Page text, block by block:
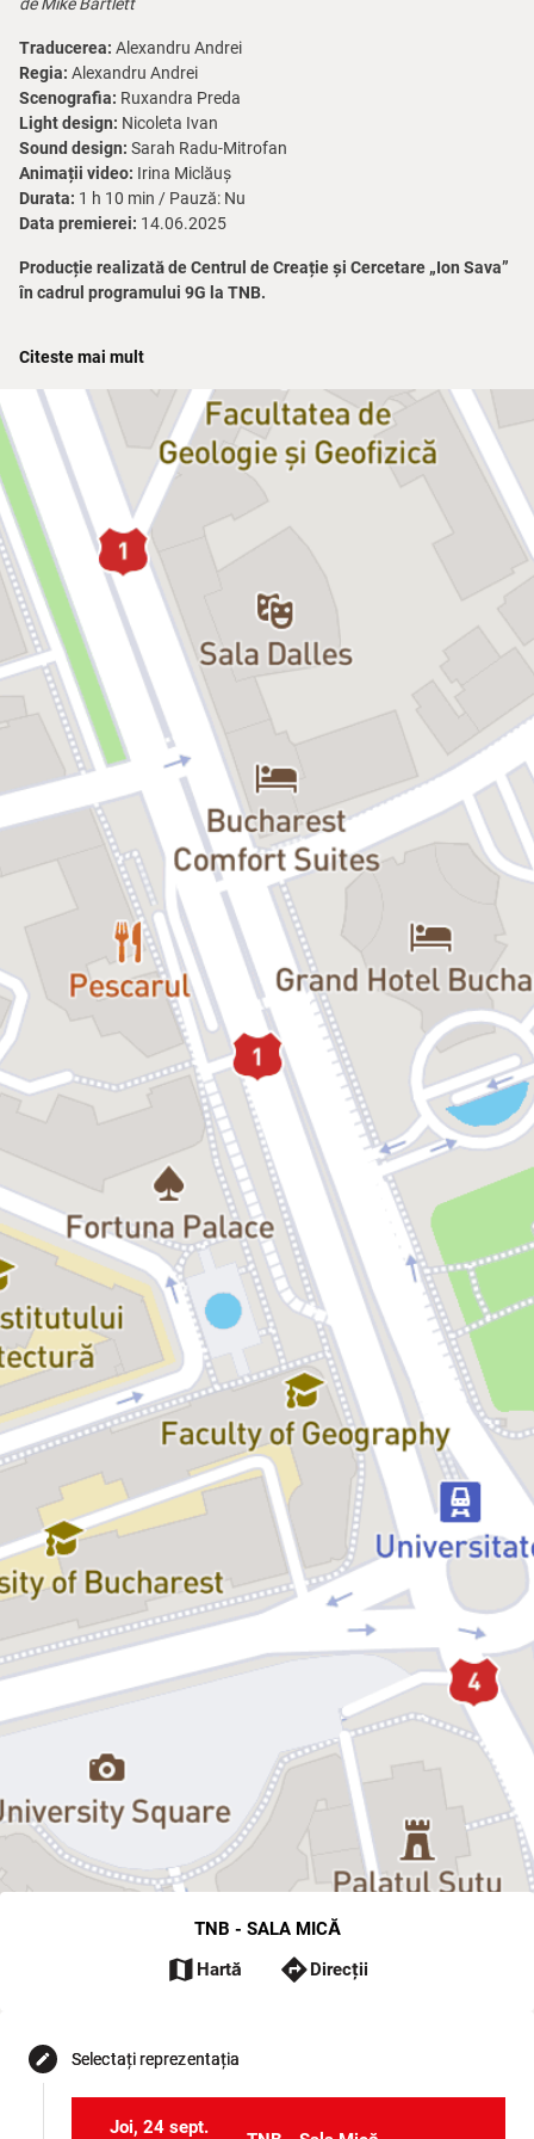
de Mike Bartlett
Traducerea: Alexandru Andrei
Regia: Alexandru Andrei
Scenografia: Ruxandra Preda
Light design: Nicoleta Ivan
Sound design: Sarah Radu-Mitrofan
Animații video: Irina Miclăuș
Durata: 1 h 10 min / Pauză: Nu
Data premierei: 14.06.2025
Producție realizată de Centrul de Creație și Cercetare „Ion Sava”
în cadrul programului 9G la TNB.
aparent banală – o discuție între o angajată cu performanțe în
companie și șefa ei autoritară – care se transformă treptat într-un
interogatoriu plin de suspans. Ni se dezvăluie o clauză de contract
cu efecte potențial devastatoare pentru viața intimă a angajatei.
Ce s-ar întâmpla dacă viața personală ne-ar fi condiționată și pusă
sub strictă supraveghere de conducerea companiei la care lucrăm?
Spectacolul tinerei echipe de creație din cadrul programului 9G la
TNB ne sugerează o lecție în care riscul abrutizării angajaților în
lumea corporatistă nu pare deloc unul îndepărtat.
Mike Bartlett este unul dintre promotorii „generației de aur” a
dramaturgiei britanice din ultimii douăzeci de ani. Scriitor dramatic
și scenarist de filme și televiziune, Bartlett a fost nominalizat la
premiile BAFTA pentru seriile TV
The Town Doctor Foster
și este
cunoscut pentru piese precum
Cock(premiul Olivier în 2009),
Medea
,An Intervention și King Charles III
(adaptat pentru BBC
în 2017) șiContractions (nominalizată pentru TMA Best New Play
în 2008), multe dintre ele fiind jucate și în România.
Textele lui Bartlett se remarcă prin realismul său crud, incisiv în
explorarea relațiilor personale și a celor de la locul de muncă în
societatea contemporană – fapt ilustrat în
Contracții
, care
explorează intruziunea marilor corporații în viața privată a
angajaților.
Distribuția:
Elisa Pîrvan
Emma:Ioana Tănasă
Citeste mai mult
TNB - SALA MICĂ
map Hartă directionsDirecții
edit Selectați reprezentația
Joi, 24 sept.